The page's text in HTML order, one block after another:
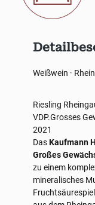
Weißwein ·
Riesling
VDP.Grosses
2021
DasKaufmann
Großes
zu einem
mineralisches